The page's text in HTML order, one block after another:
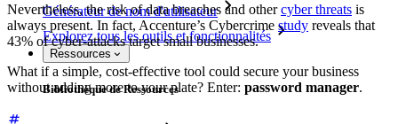
Générateur de nom d'utilisateur
Explorez tous les outils et fonctionnalités
Ressources
Bibliothèque de Ressources
Nevertheless, the risk of data breaches and othercyber threats is
always present. In fact, Accenture’s Cybercrime study reveals that
43% of cyber-attacks target small businesses.
What if a simple, cost-effective tool could secure your business
without adding more to your plate? Enter: password manager.